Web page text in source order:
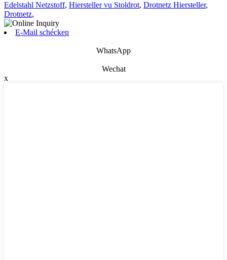
Edelstahl Netzstoff, Hiersteller vu Stoldrot, Drotnetz Hiersteller,
Drotnetz,
E-Mail schécken
WhatsApp
Wechat
x